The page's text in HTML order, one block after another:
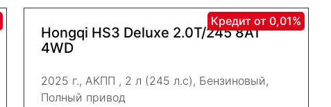
Кредит от 0,01%
Hongqi HS3 Deluxe 2.0Т/245 8AT
4WD
2025 г., АКПП , 2 л (245 л.с), Бензиновый,
Полный привод